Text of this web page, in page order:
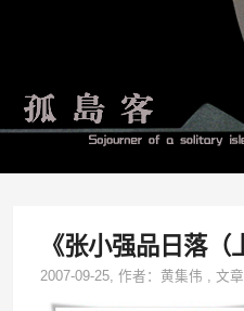
《张小强品日落（
2007-09-25, 作者：黄集伟 ,文